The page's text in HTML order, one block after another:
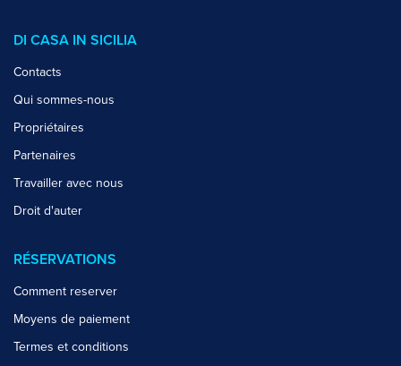
DI CASA IN SICILIA
Contacts
Qui sommes-nous
Propriétaires
Partenaires
Travailler avec nous
Droit d'auter
RÉSERVATIONS
Comment reserver
Moyens de paiement
Termes et conditions